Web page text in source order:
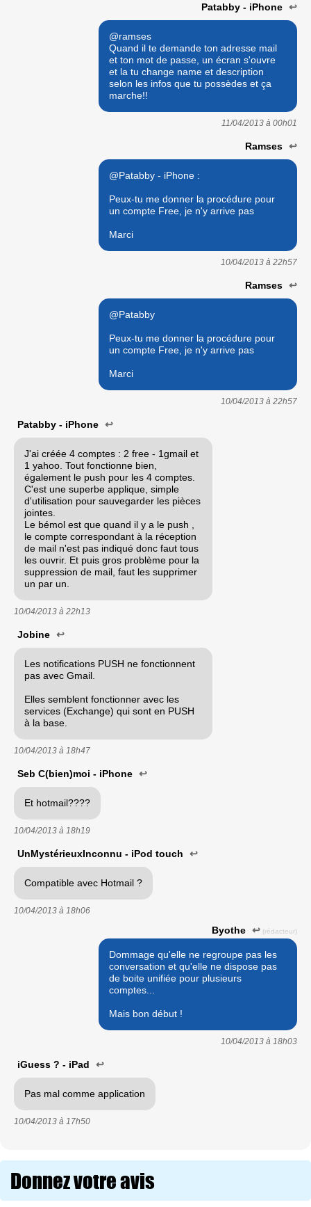
Patabby - iPhone ↩
@ramses
Quand il te demande ton adresse mail
et ton mot de passe, un écran s'ouvre
et la tu change name et description
selon les infos que tu possèdes et ça
marche!!
11/04/2013 à 00h01
Ramses ↩
@Patabby - iPhone :
Peux-tu me donner la procédure pour
un compte Free, je n'y arrive pas
Marci
10/04/2013 à 22h57
Ramses ↩
@Patabby
Peux-tu me donner la procédure pour
un compte Free, je n'y arrive pas
Marci
10/04/2013 à 22h57
Patabby - iPhone ↩
J'ai créée 4 comptes : 2 free - 1gmail et
1 yahoo. Tout fonctionne bien,
également le push pour les 4 comptes.
C'est une superbe applique, simple
d'utilisation pour sauvegarder les pièces
jointes.
Le bémol est que quand il y a le push ,
le compte correspondant à la réception
de mail n'est pas indiqué donc faut tous
les ouvrir. Et puis gros problème pour la
suppression de mail, faut les supprimer
un par un.
10/04/2013 à 22h13
Jobine ↩
Les notifications PUSH ne fonctionnent
pas avec Gmail.
Elles semblent fonctionner avec les
services (Exchange) qui sont en PUSH
à la base.
10/04/2013 à 18h47
Seb C(bien)moi - iPhone ↩
Et hotmail????
10/04/2013 à 18h19
UnMystérieuxInconnu - iPod touch ↩
Compatible avec Hotmail ?
10/04/2013 à 18h06
Byothe ↩ (rédacteur)
Dommage qu'elle ne regroupe pas les
conversation et qu'elle ne dispose pas
de boite unifiée pour plusieurs
comptes...
Mais bon début !
10/04/2013 à 18h03
iGuess ? - iPad ↩
Pas mal comme application
10/04/2013 à 17h50
Donnez votre avis